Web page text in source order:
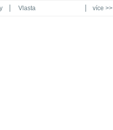
Vlasta více >>